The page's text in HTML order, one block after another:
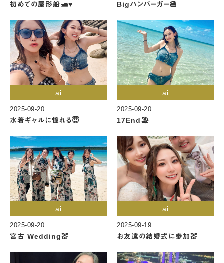
初めての屋形船🛥️♥️ Bigハンバーガー🍔
ai
2025-09-20
水着ギャルに憧れる😇
ai
2025-09-20
17End🏖️
ai
2025-09-20
宮古 Wedding💒
ai
2025-09-19
お友達の結婚式に参加💒